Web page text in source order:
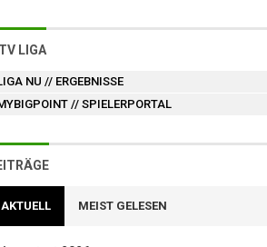
LIGA
NU // ERGEBNISSE
// SPIELERPORTAL
AKTUELL MEIST GELESEN